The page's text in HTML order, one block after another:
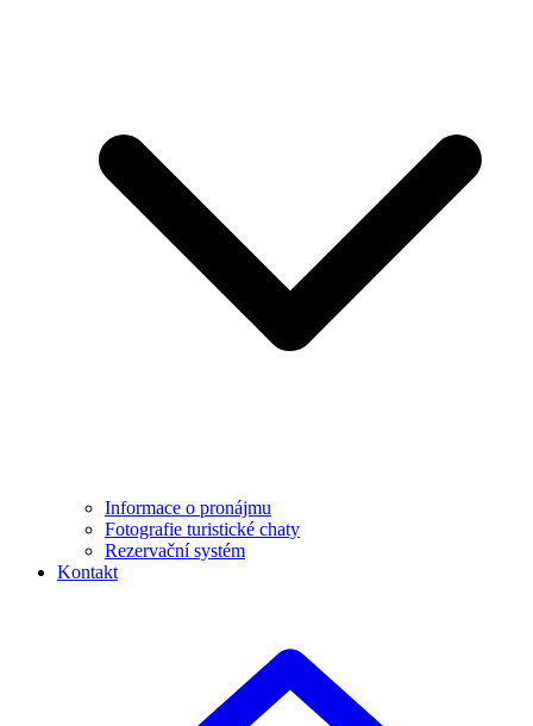
Informace o pronájmu
Fotografie turistické chaty
Rezervační systém
Kontakt